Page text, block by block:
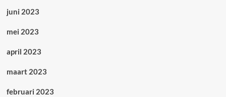
juni 2023
mei 2023
april 2023
maart 2023
februari 2023